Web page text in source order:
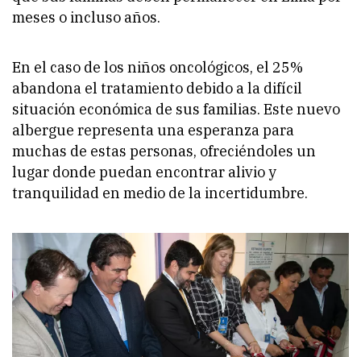
meses o incluso años.
En el caso de los niños oncológicos, el 25%
abandona el tratamiento debido a la difícil
situación económica de sus familias. Este nuevo
albergue representa una esperanza para
muchas de estas personas, ofreciéndoles un
lugar donde puedan encontrar alivio y
tranquilidad en medio de la incertidumbre.